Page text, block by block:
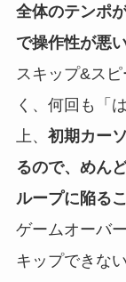
全体のテンポ
で操作性が悪
スキップ&ス
く、何回も「
上、 初期カー
るので、めん
ループに陥る
ゲームオーバ
キップできな